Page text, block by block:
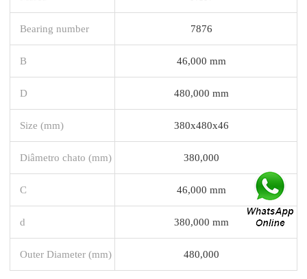
Bearing number 7876
B 46,000 mm
D 480,000 mm
Size (mm) 380x480x46
Diâmetro chato (mm) 380,000
C 46,000 mm
d 380,000 mm
Outer Diameter (mm) 480,000